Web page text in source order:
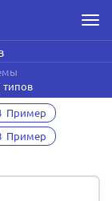
Пример
Пример